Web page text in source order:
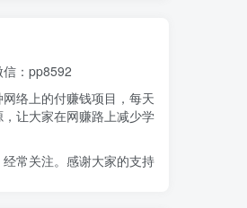
：pp8592
络上的付赚钱项目，每天
让大家在网赚路上减少学
常关注。感谢大家的支持